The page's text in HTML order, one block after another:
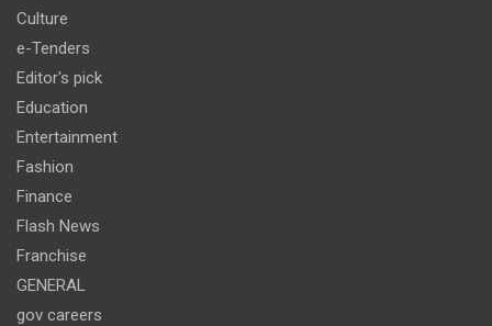
Culture
e-Tenders
Editor's pick
Education
Entertainment
Fashion
Finance
Flash News
Franchise
GENERAL
gov careers